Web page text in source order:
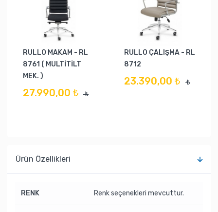
RULLO MAKAM - RL
8761 ( MULTİTİLT
MEK. )
27.990,00 ₺ ₺
RULLO ÇALIŞMA - RL
8712
23.390,00 ₺ ₺
Ürün Özellikleri
RENK Renk seçenekleri mevcuttur.